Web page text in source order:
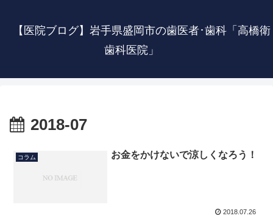
【医院ブログ】岩手県盛岡市の歯医者･歯科「高橋衛
歯科医院」
2018-07
コラム お金をかけないで涼しくなろう！
2018.07.26